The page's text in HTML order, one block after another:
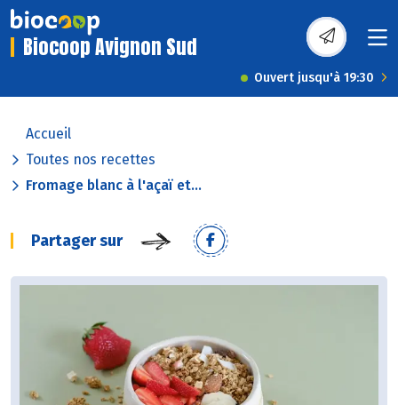
Biocoop Avignon Sud
Ouvert jusqu'à 19:30
Accueil
Toutes nos recettes
Fromage blanc à l'açaï et...
Partager sur